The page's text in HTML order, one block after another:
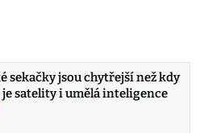
sekačky jsou chytřejší než kdy
satelity i umělá inteligence